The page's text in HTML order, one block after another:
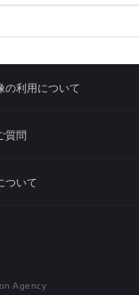
の利用について
質問
ついて
Agency